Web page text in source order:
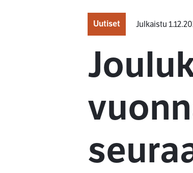
Uutiset Julkaistu